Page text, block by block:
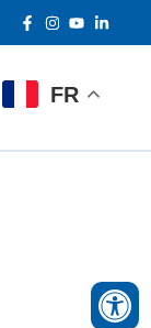
FR